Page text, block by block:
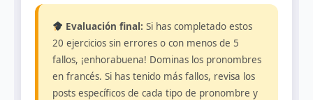
Evaluación final: Si has completado estos
20 ejercicios sin errores o con menos de 5
fallos, ¡enhorabuena! Dominas los pronombres
en francés. Si has tenido más fallos, revisa los
posts específicos de cada tipo de pronombre y